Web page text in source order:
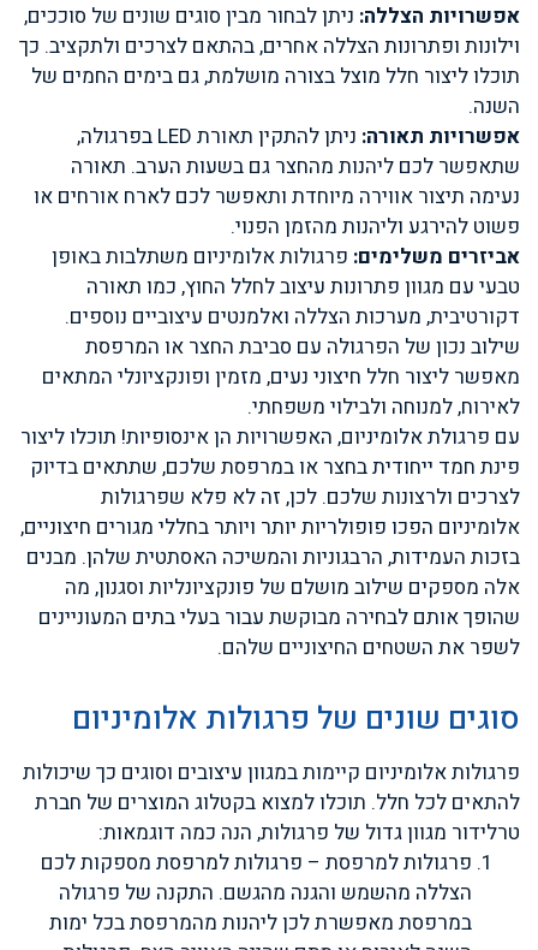
אפשרויות הצללה: ניתן לבחור מבין סוגים שונים של סוככים,
וילונות ופתרונות הצללה אחרים, בהתאם לצרכים ולתקציב. כך
תוכלו ליצור חלל מוצל בצורה מושלמת, גם בימים החמים של
השנה.
אפשרויות תאורה:
ניתן להתקין תאורת LED בפרגולה,
שתאפשר לכם ליהנות מהחצר גם בשעות הערב. תאורה
נעימה תיצור אווירה מיוחדת ותאפשר לכם לארח אורחים או
פשוט להירגע וליהנות מהזמן הפנוי.
אביזרים משלימים: פרגולות אלומיניום משתלבות באופן
טבעי עם מגוון פתרונות עיצוב לחלל החוץ, כמו תאורה
דקורטיבית, מערכות הצללה ואלמנטים עיצוביים נוספים.
שילוב נכון של הפרגולה עם סביבת החצר או המרפסת
מאפשר ליצור חלל חיצוני נעים, מזמין ופונקציונלי המתאים
לאירוח, למנוחה ולבילוי משפחתי.
עם פרגולת אלומיניום, האפשרויות הן אינסופיות! תוכלו ליצור
פינת חמד ייחודית בחצר או במרפסת שלכם, שתתאים בדיוק
לצרכים ולרצונות שלכם. לכן, זה לא פלא שפרגולות
אלומיניום הפכו פופולריות יותר ויותר בחללי מגורים חיצוניים,
בזכות העמידות, הרבגוניות והמשיכה האסתטית שלהן. מבנים
אלה מספקים שילוב מושלם של פונקציונליות וסגנון, מה
שהופך אותם לבחירה מבוקשת עבור בעלי בתים המעוניינים
לשפר את השטחים החיצוניים שלהם.
סוגים שונים של פרגולות אלומיניום
פרגולות אלומיניום קיימות במגוון עיצובים וסוגים כך שיכולות
להתאים לכל חלל. תוכלו למצוא בקטלוג המוצרים של חברת
טרלידור מגוון גדול של פרגולות, הנה כמה דוגמאות:
פרגולות למרפסת – פרגולות למרפסת מספקות לכם
הצללה מהשמש והגנה מהגשם. התקנה של פרגולה
במרפסת מאפשרת לכן ליהנות מהמרפסת בכל ימות